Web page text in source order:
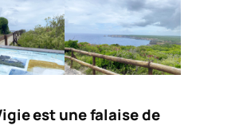
est une falaise de